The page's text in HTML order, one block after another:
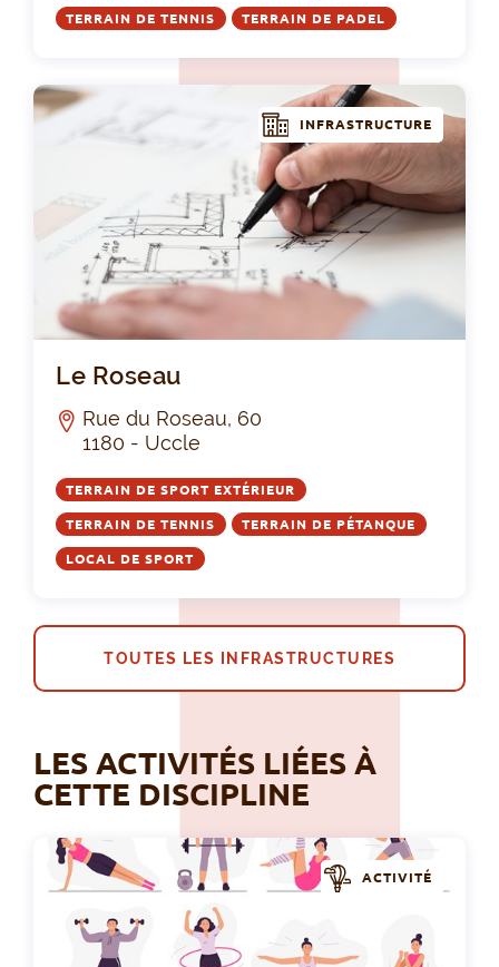
TERRAIN DE TENNIS TERRAIN DE PADEL
INFRASTRUCTURE
Le Roseau
Rue du Roseau, 60
1180 - Uccle
TERRAIN DE SPORT EXTÉRIEUR
TERRAIN DE TENNIS TERRAIN DE PÉTANQUE
LOCAL DE SPORT
TOUTES LES INFRASTRUCTURES
LES ACTIVITÉS LIÉES À
CETTE DISCIPLINE
ACTIVITÉ